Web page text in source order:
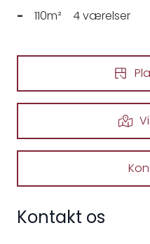
- 110m² 4 værelser
Kontakt os